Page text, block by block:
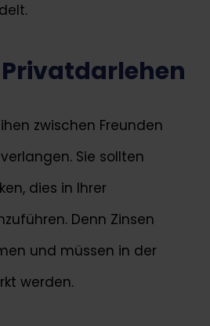
zwischen Freunden
Sie sollten
dies in Ihrer
Denn Zinsen
und müssen in der
werden.